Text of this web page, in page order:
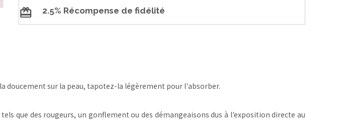
2.5% Récompense de fidélité
doucement sur la peau, tapotez-la légèrement pour l'absorber.
que des rougeurs, un gonflement ou des démangeaisons dus à l'exposition directe au